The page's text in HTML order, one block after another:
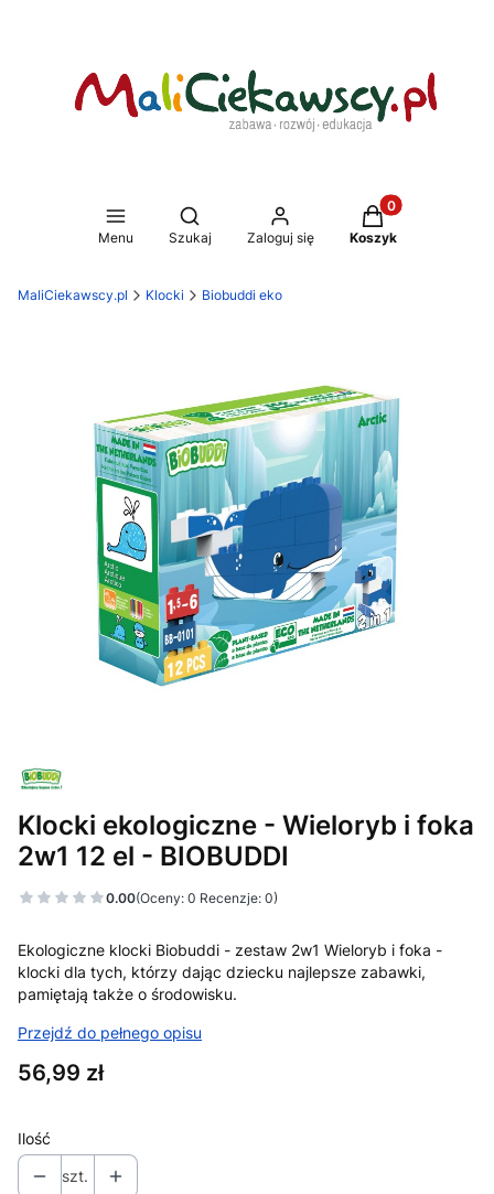
Menu
Otwórz wyszukiwarkę
Szukaj Zaloguj się
Produkty w
Koszyk
MaliCiekawscy.pl Klocki Biobuddi eko
Klocki ekologiczne - Wieloryb i foka
2w1 12 el - BIOBUDDI
0.00(Oceny: 0 Recenzje: 0)
Ekologiczne klocki Biobuddi - zestaw 2w1 Wieloryb i foka -
klocki dla tych, którzy dając dziecku najlepsze zabawki,
pamiętają także o środowisku.
Przejdź do pełnego opisu
Cena
56,99 zł
Ilość
szt.